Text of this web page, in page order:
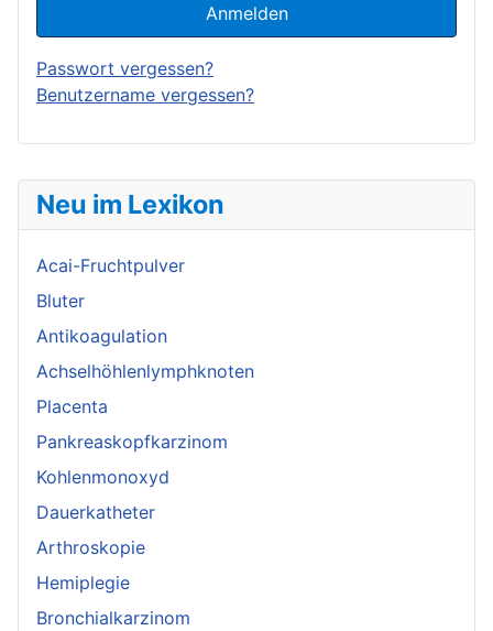
Neu im Lexikon
Acai-Fruchtpulver
Bluter
Antikoagulation
Achselhöhlenlymphknoten
Placenta
Pankreaskopfkarzinom
Kohlenmonoxyd
Dauerkatheter
Arthroskopie
Hemiplegie
Bronchialkarzinom
Anmelden
Passwort vergessen?
Benutzername vergessen?